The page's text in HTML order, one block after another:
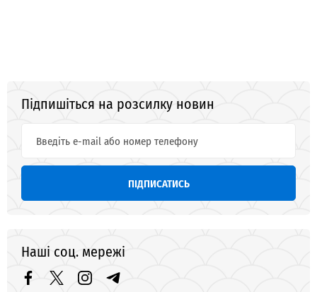
Підпишіться на розсилку новин
ПІДПИСАТИСЬ
Наші соц. мережі